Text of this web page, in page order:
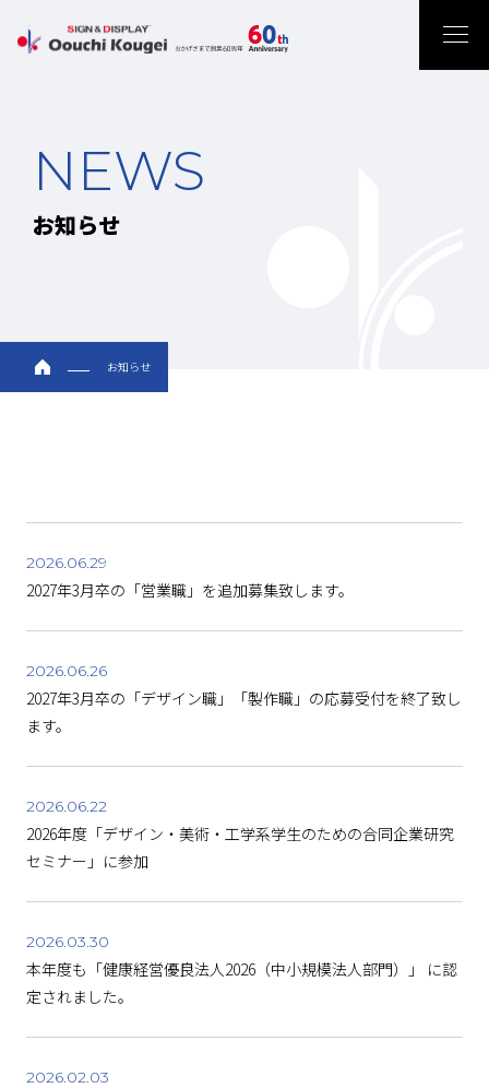
NEWS
お知らせ
お知らせ
2026.06.29
2027年3月卒の「営業職」を追加募集致します。
2026.06.26
2027年3月卒の「デザイン職」「製作職」の応募受付を終了致し
ます。
2026.06.22
2026年度「デザイン・美術・工学系学生のための合同企業研究
セミナー」に参加
2026.03.30
本年度も「健康経営優良法人2026（中小規模法人部門）」 に認
定されました。
2026.02.03